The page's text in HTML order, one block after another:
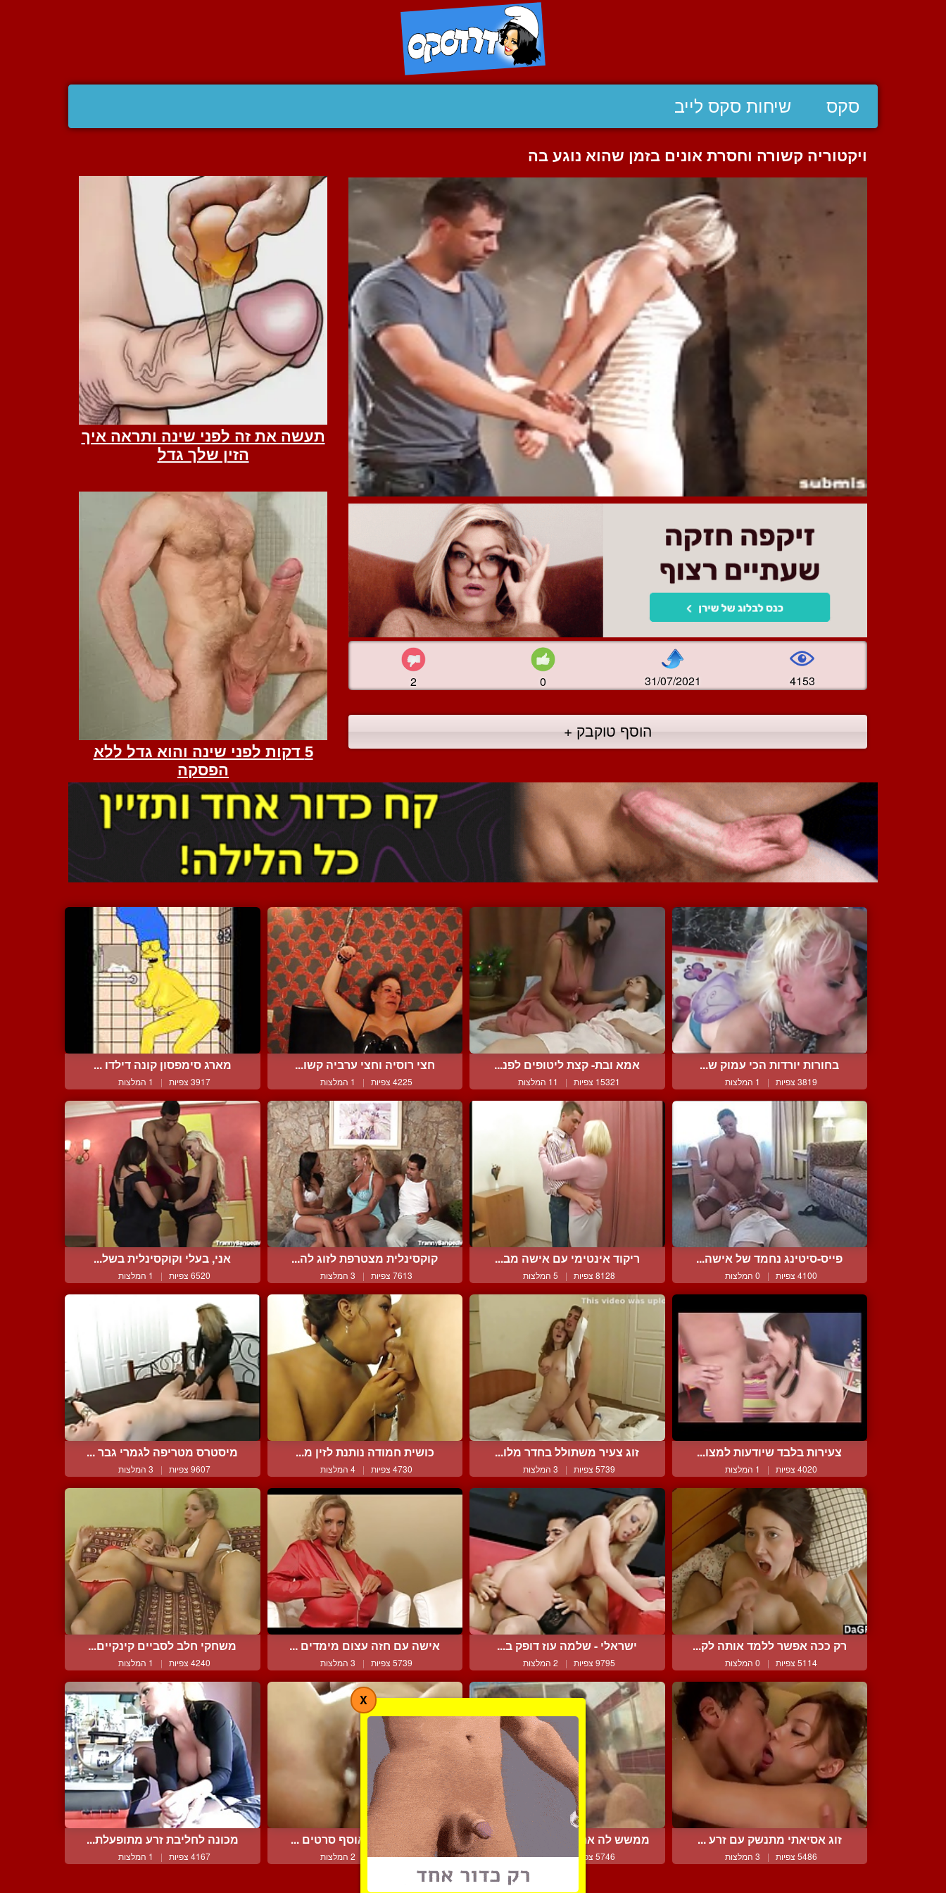
סקס שיחות סקס לייב
ויקטוריה קשורה וחסרת אונים בזמן שהוא נוגע בה
2 0 31/07/2021 4153
הוסף טוקבק +
בחורות יורדות הכי עמוק ש...
3819 צפיות | 1 המלצות
אמא ובת- קצת ליטופים לפנ...
15321 צפיות | 11 המלצות
חצי רוסיה וחצי ערביה קשו...
4225 צפיות | 1 המלצות
מארג סימפסון קונה דילדו ...
3917 צפיות | 1 המלצות
פייס-סיטינג נחמד של אישה...
4100 צפיות | 0 המלצות
ריקוד אינטימי עם אישה מב...
8128 צפיות | 5 המלצות
קוקסינלית מצטרפת לזוג לה...
7613 צפיות | 3 המלצות
אני, בעלי וקוקסינלית בשל...
6520 צפיות | 1 המלצות
צעירות בלבד שיודעות למצו...
4020 צפיות | 1 המלצות
זוג צעיר משתולל בחדר מלו...
5739 צפיות | 3 המלצות
כושית חמודה נותנת לזין מ...
4730 צפיות | 4 המלצות
מיסטרס מטריפה לגמרי גבר ...
9607 צפיות | 3 המלצות
רק ככה אפשר ללמד אותה לק...
5114 צפיות | 0 המלצות
ישראלי - שלמה עוז דופק ב...
9795 צפיות | 2 המלצות
אישה עם חזה עצום מימדים ...
5739 צפיות | 3 המלצות
משחקי חלב לסביים קינקיים...
4240 צפיות | 1 המלצות
זוג אסיאתי מתנשק עם זרע ...
5486 צפיות | 3 המלצות
ממשש לה את השדיים מאחורה...
5746 צפיות | 0 המלצות
הזרעות לכוס באוסף סרטים ...
5613 צפיות | 2 המלצות
מכונה לחליבת זרע מתופעלת...
4167 צפיות | 1 המלצות
צור קשר
X